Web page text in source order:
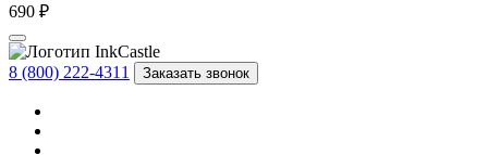
690 ₽
8 (800) 222-4311 Заказать звонок